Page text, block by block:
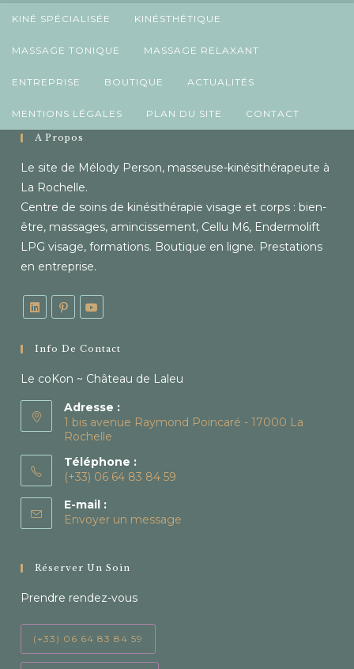
KINÉ SPÉCIALISÉE KINÉSTHÉTIQUE
MASSAGE TONIQUE MASSAGE RELAXANT
ENTREPRISE BOUTIQUE ACTUALITÉS
MENTIONS LÉGALES PLAN DU SITE CONTACT
À Propos
Le site de Mélody Person, masseuse-kinésithérapeute à
La Rochelle.
Centre de soins de kinésithérapie visage et corps : bien-
être, massages, amincissement, Cellu M6, Endermolift
LPG visage, formations. Boutique en ligne. Prestations
en entreprise.
dans
nouvel
onglet
dans
nouvel
onglet
dans
nouvel
onglet
Info De Contact
Le coKon ~ Château de Laleu
Adresse :
1 bis avenue Raymond Poincaré - 17000 La
Rochelle
Téléphone :
(+33) 06 64 83 84 59
dans
E-mail :
Envoyer un message
Réserver Un Soin
Prendre rendez-vous
(+33) 06 64 83 84 59